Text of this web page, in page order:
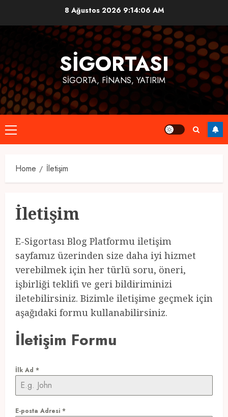
8 Ağustos 2026 9:14:06 AM
SIGORTASI
SIGORTA, FINANS, YATIRIM
Primary
Menu
Home İletişim
İletişim
E-Sigortası Blog Platformu iletişim
sayfamız üzerinden size daha iyi hizmet
verebilmek için her türlü soru, öneri,
işbirliği teklifi ve geri bildiriminizi
iletebilirsiniz. Bizimle iletişime geçmek için
aşağıdaki formu kullanabilirsiniz.
İletişim Formu
İlk Ad *
E-posta Adresi *